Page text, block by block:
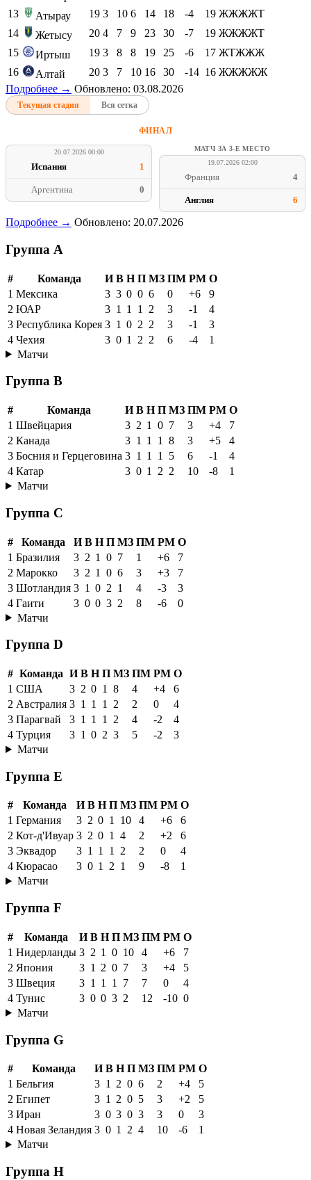
13
Атырау 19 3 10 6 14 18 -4 19 ЖЖЖЖТ
14
Жетысу 20 4 7 9 23 30 -7 19 ЖЖЖЖТ
15
Иртыш 19 3 8 8 19 25 -6 17 ЖТЖЖЖ
16
Алтай 20 3 7 10 16 30 -14 16 ЖЖЖЖЖ
Подробнее → Обновлено: 03.08.2026
Текущая стадия Вся сетка
ФИНАЛ
20.07.2026 00:00
Испания 1
Аргентина 0
МАТЧ ЗА 3-Е МЕСТО
19.07.2026 02:00
Франция 4
Англия 6
Подробнее → Обновлено: 20.07.2026
Группа A
# Команда И В Н П МЗ ПМ РМ О
1 Мексика 3 3 0 0 6 0 +6
9
2 ЮАР 3 1 1 1 2 3 -1
4
3 Республика Корея 3 1 0 2 2 3 -1
3
4 Чехия 3 0 1 2 2 6 -4
1
Матчи
Группа B
# Команда И В Н П МЗ ПМ РМ О
1 Швейцария 3 2 1 0 7 3 +4
7
2 Канада 3 1 1 1 8 3 +5
4
3 Босния и Герцеговина 3 1 1 1 5 6 -1
4
4 Катар 3 0 1 2 2 10 -8
1
Матчи
Группа C
# Команда И В Н П МЗ ПМ РМ О
1 Бразилия 3 2 1 0 7 1 +6
7
2 Марокко 3 2 1 0 6 3 +3
7
3 Шотландия 3 1 0 2 1 4 -3
3
4 Гаити 3 0 0 3 2 8 -6
0
Матчи
Группа D
# Команда И В Н П МЗ ПМ РМ О
1 США 3 2 0 1 8 4 +4
6
2 Австралия 3 1 1 1 2 2 0
4
3 Парагвай 3 1 1 1 2 4 -2
4
4 Турция 3 1 0 2 3 5 -2
3
Матчи
Группа E
# Команда И В Н П МЗ ПМ РМ О
1 Германия 3 2 0 1 10 4 +6
6
2 Кот-д'Ивуар 3 2 0 1 4 2 +2
6
3 Эквадор 3 1 1 1 2 2 0
4
4 Кюрасао 3 0 1 2 1 9 -8
1
Матчи
Группа F
# Команда И В Н П МЗ ПМ РМ О
1 Нидерланды 3 2 1 0 10 4 +6
7
2 Япония 3 1 2 0 7 3 +4
5
3 Швеция 3 1 1 1 7 7 0
4
4 Тунис 3 0 0 3 2 12 -10 0
Матчи
Группа G
# Команда И В Н П МЗ ПМ РМ О
1 Бельгия 3 1 2 0 6 2 +4
5
2 Египет 3 1 2 0 5 3 +2
5
3 Иран 3 0 3 0 3 3 0
3
4 Новая Зеландия 3 0 1 2 4 10 -6
1
Матчи
Группа H